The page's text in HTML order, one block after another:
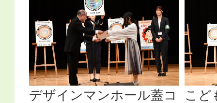
デザインマンホール蓋コ
こど